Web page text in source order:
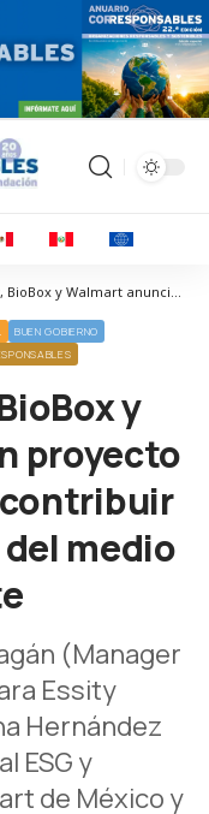
Corresponsables > Entrevistas > ODS12. Essity, BioBox y Walmart anuncian proyecto de reciclaje para contribuir a la preservación del medio ambiente
BUEN GOBIERNO
y
proyecto
medio
(Manager
Essity
Hernández
ESG y
de México y